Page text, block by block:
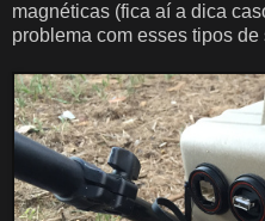
magnéticas (fica aí a dica
problema com esses tipos